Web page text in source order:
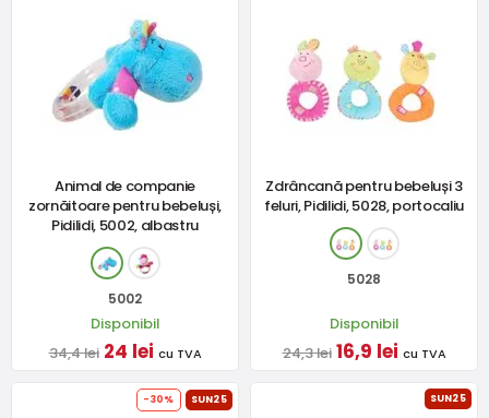
Animal de companie
zornăitoare pentru bebeluși,
Pidilidi, 5002, albastru
5002
Disponibil
34,4 lei 24 lei cu TVA
Zdrâncană pentru bebeluși 3
feluri, Pidilidi, 5028, portocaliu
5028
Disponibil
24,3 lei 16,9 lei cu TVA
-30% SUN25 SUN25